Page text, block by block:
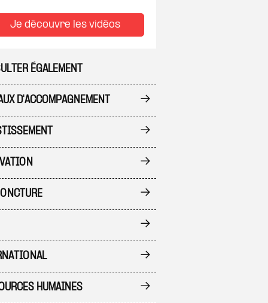
ma sélection
Je découvre les vidéos
ÉGALEMENT
D'ACCOMPAGNEMENT
HUMAINES